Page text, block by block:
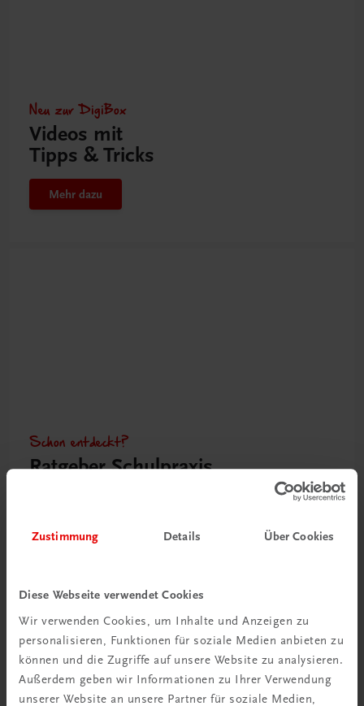
Zustimmung Details Über Cookies
Diese Webseite verwendet Cookies
Wir verwenden Cookies, um Inhalte und Anzeigen zu
personalisieren, Funktionen für soziale Medien anbieten zu
können und die Zugriffe auf unsere Website zu analysieren.
Außerdem geben wir Informationen zu Ihrer Verwendung
unserer Website an unsere Partner für soziale Medien,
Neu zur DigiBox
Videos mit
Tipps & Tricks
Mehr dazu
Schon entdeckt?
Ratgeber Schulpraxis